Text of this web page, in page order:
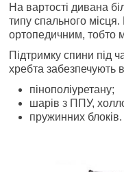
На вартості дивана
типу спального
ортопедичним, тобто
Підтримку спини під
хребта забезпечують
пінополіуретану;
шарів з ППУ,
пружинних блоків.